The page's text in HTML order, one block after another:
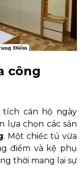
công
căn hộ ngày
lựa chọn các sản
. Một chiếc tủ vừa
điểm và kệ phụ
thời mang lại sự